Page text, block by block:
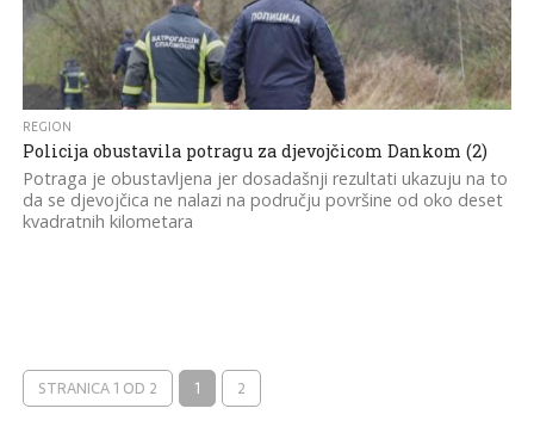
REGION
Policija obustavila potragu za djevojčicom Dankom (2)
Potraga je obustavljena jer dosadašnji rezultati ukazuju na to
da se djevojčica ne nalazi na području površine od oko deset
kvadratnih kilometara
STRANICA 1 OD 2 1 2